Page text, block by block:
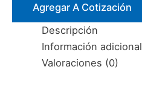
RUDO
Agregar A Cotización
Descripción
Información adicional
Valoraciones (0)